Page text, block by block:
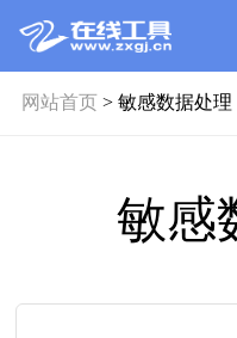
网站首页> 敏感数据处理
敏感